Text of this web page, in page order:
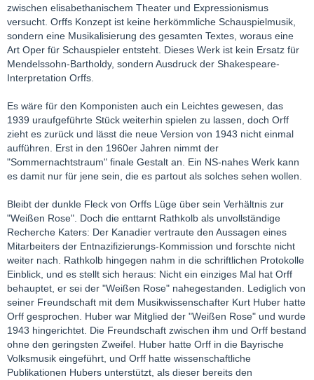
zwischen elisabethanischem Theater und Expressionismus
versucht. Orffs Konzept ist keine herkömmliche Schauspielmusik,
sondern eine Musikalisierung des gesamten Textes, woraus eine
Art Oper für Schauspieler entsteht. Dieses Werk ist kein Ersatz für
Mendelssohn-Bartholdy, sondern Ausdruck der Shakespeare-
Interpretation Orffs.
Es wäre für den Komponisten auch ein Leichtes gewesen, das
1939 uraufgeführte Stück weiterhin spielen zu lassen, doch Orff
zieht es zurück und lässt die neue Version von 1943 nicht einmal
aufführen. Erst in den 1960er Jahren nimmt der
"Sommernachtstraum" finale Gestalt an. Ein NS-nahes Werk kann
es damit nur für jene sein, die es partout als solches sehen wollen.
Bleibt der dunkle Fleck von Orffs Lüge über sein Verhältnis zur
"Weißen Rose". Doch die enttarnt Rathkolb als unvollständige
Recherche Katers: Der Kanadier vertraute den Aussagen eines
Mitarbeiters der Entnazifizierungs-Kommission und forschte nicht
weiter nach. Rathkolb hingegen nahm in die schriftlichen Protokolle
Einblick, und es stellt sich heraus: Nicht ein einziges Mal hat Orff
behauptet, er sei der "Weißen Rose" nahegestanden. Lediglich von
seiner Freundschaft mit dem Musikwissenschafter Kurt Huber hatte
Orff gesprochen. Huber war Mitglied der "Weißen Rose" und wurde
1943 hingerichtet. Die Freundschaft zwischen ihm und Orff bestand
ohne den geringsten Zweifel. Huber hatte Orff in die Bayrische
Volksmusik eingeführt, und Orff hatte wissenschaftliche
Publikationen Hubers unterstützt, als dieser bereits den